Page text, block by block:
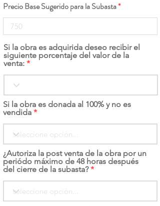
Precio Base Sugerido para la Subasta
Si la obra es adquirida deseo recibir el
siguiente porcentaje del valor de la
venta:
Si la obra es donada al 100% y no es
vendida
¿Autoriza la post venta de la obra por un
periódo máximo de 48 horas después
del cierre de la subasta?